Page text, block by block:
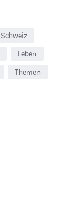
Schweiz
Leben
Themen